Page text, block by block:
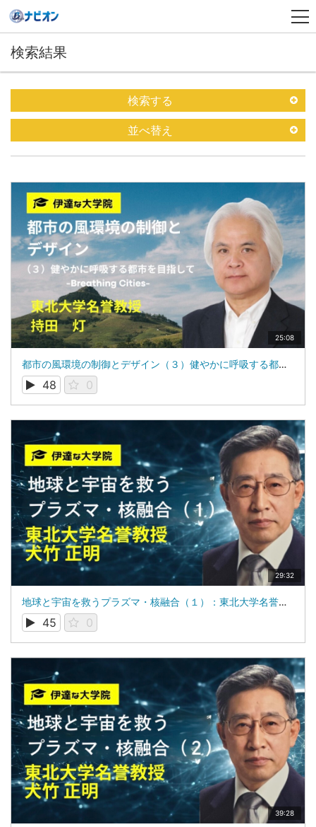
検索結果
検索する
並べ替え
25:08
都市の風環境の制御とデザイン（３）健やかに呼吸する都市をめざして-Breathing Cities-： 東北大学名誉教授 持田 灯
48 0
29:32
地球と宇宙を救うプラズマ・核融合（１）：東北大学名誉教授：犬竹 正明
45 0
39:28